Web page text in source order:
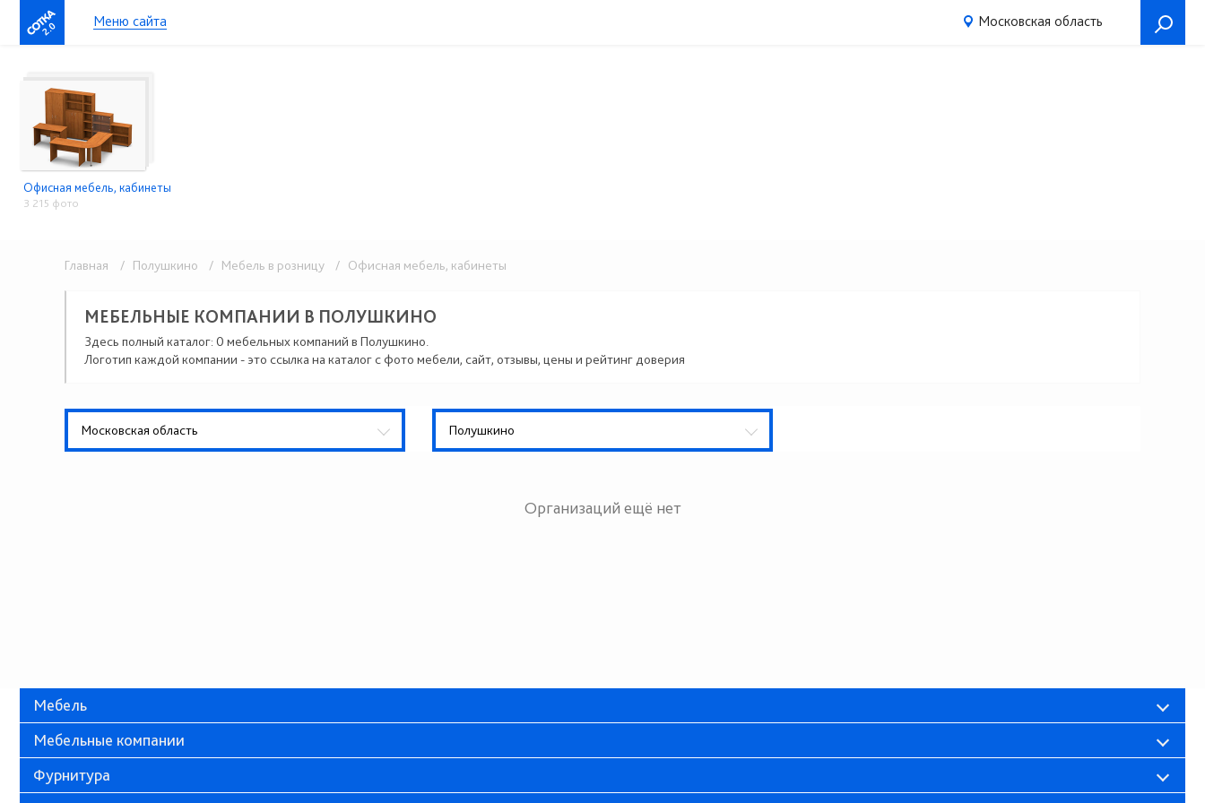
2.0 Меню сайта Московская область
Офисная мебель, кабинеты
3 215 фото
Главная / Полушкино / Мебель в розницу / Офисная мебель, кабинеты
МЕБЕЛЬНЫЕ КОМПАНИИ В ПОЛУШКИНО
Здесь полный каталог: 0 мебельных компаний в Полушкино.
Логотип каждой компании - это ссылка на каталог с фото мебели, сайт, отзывы, цены и рейтинг доверия
Московская область Полушкино
Организаций ещё нет
Мебель
Мебельные компании
Фурнитура